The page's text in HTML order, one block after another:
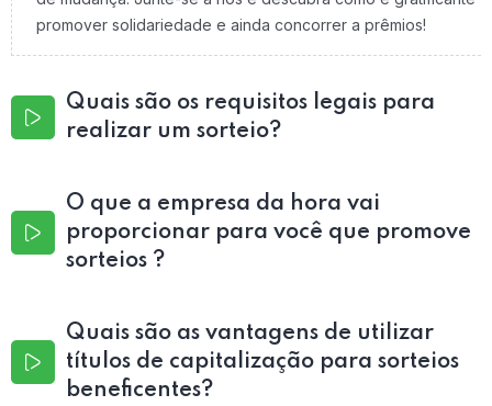
promover solidariedade e ainda concorrer a prêmios!
Quais são os requisitos legais para
realizar um sorteio?
O que a empresa da hora vai
proporcionar para você que promove
sorteios ?
Quais são as vantagens de utilizar
títulos de capitalização para sorteios
beneficentes?